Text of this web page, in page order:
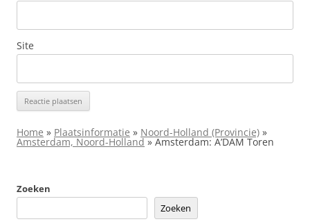
Site
Home » Plaatsinformatie » Noord-Holland (Provincie) »
Amsterdam, Noord-Holland »Amsterdam: A’DAM Toren
Zoeken
Zoeken